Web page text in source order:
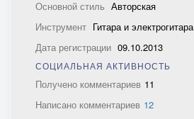
Основной стиль Авторская
Инструмент Гитара и электрогитара
Дата регистрации 09.10.2013
СОЦИАЛЬНАЯ АКТИВНОСТЬ
Получено комментариев 11
Написано комментариев 12